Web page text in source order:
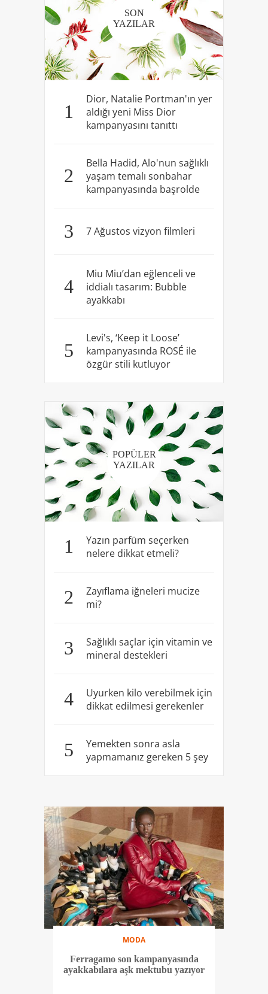
SON
YAZILAR
1
Dior, Natalie Portman'ın yer
aldığı yeni Miss Dior
kampanyasını tanıttı
2
Bella Hadid, Alo'nun sağlıklı
yaşam temalı sonbahar
kampanyasında başrolde
3 7 Ağustos vizyon filmleri
4
Miu Miu’dan eğlenceli ve
iddialı tasarım: Bubble
ayakkabı
5
Levi's, ‘Keep it Loose’
kampanyasında ROSÉ ile
özgür stili kutluyor
POPÜLER
YAZILAR
1
Yazın parfüm seçerken
nelere dikkat etmeli?
2
Zayıflama iğneleri mucize
mi?
3
Sağlıklı saçlar için vitamin ve
mineral destekleri
4
Uyurken kilo verebilmek için
dikkat edilmesi gerekenler
5
Yemekten sonra asla
yapmamanız gereken 5 şey
MODA
Ferragamo son kampanyasında
ayakkabılara aşk mektubu yazıyor